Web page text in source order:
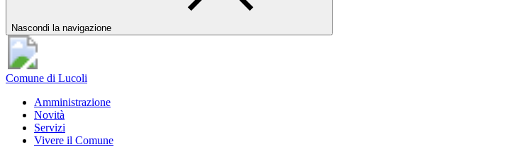
Nascondi la navigazione
Comune di Lucoli
Amministrazione
Novità
Servizi
Vivere il Comune